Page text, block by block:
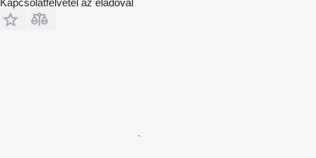
Kapcsolatfelvétel az eladóval